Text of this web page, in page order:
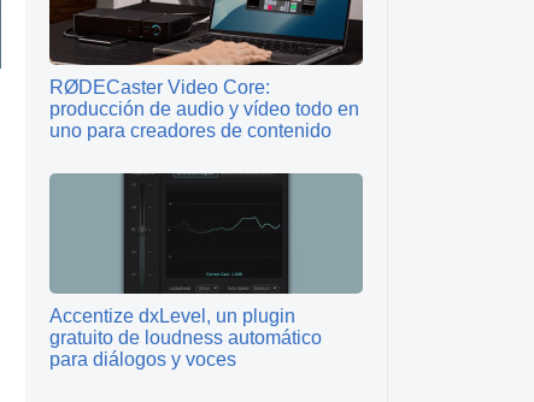
RØDECaster Video Core:
producción de audio y vídeo todo en
uno para creadores de contenido
Accentize dxLevel, un plugin
gratuito de loudness automático
para diálogos y voces